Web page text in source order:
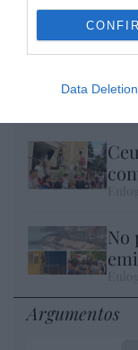
Data Deletion
los 20.057
No
Argumentos